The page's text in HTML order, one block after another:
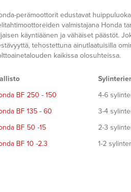
perämoottorit edustavat
valmistajana Honda
käyntiäänen ja vähäiset päästöt.
tehostettuna ainutlaatuisilla
kaikissa olosuhteissa.
BF 250 - 150
4-6
BF 135 - 60
3-4
BF 50 -15
2-3
BF 10 -2.3
1-2